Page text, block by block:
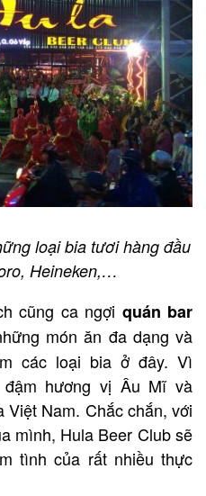
loại bia tươi hàng đầu
Heineken,…
cũng ca ngợi quán bar
món ăn đa dạng và
các loại bia ở đây. Vì
đậm hương vị Âu Mĩ và
Việt Nam. Chắc chắn, với
mình, Hula Beer Club sẽ
tình của rất nhiều thực